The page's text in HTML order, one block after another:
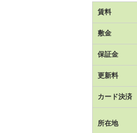
賃料
敷金
保証金
更新料
カード決済
所在地